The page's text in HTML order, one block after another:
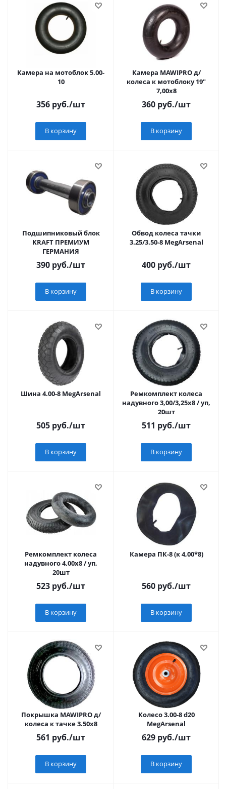
Камера на мотоблок 5.00-
10
356 руб./шт
В корзину
Камера MAWIPRO д/
колеса к мотоблоку 19"
7,00х8
360 руб./шт
В корзину
Подшипниковый блок
KRAFT ПРЕМИУМ
ГЕРМАНИЯ
390 руб./шт
В корзину
Обвод колеса тачки
3.25/3.50-8 MegArsenal
400 руб./шт
В корзину
Шина 4.00-8 MegArsenal
505 руб./шт
В корзину
Ремкомплект колеса
надувного 3,00/3,25х8 / уп,
20шт
511 руб./шт
В корзину
Ремкомплект колеса
надувного 4,00х8 / уп,
20шт
523 руб./шт
В корзину
Камера ПК-8 (к 4,00*8)
560 руб./шт
В корзину
Покрышка MAWIPRO д/
колеса к тачке 3.50х8
561 руб./шт
В корзину
Колесо 3.00-8 d20
MegArsenal
629 руб./шт
В корзину